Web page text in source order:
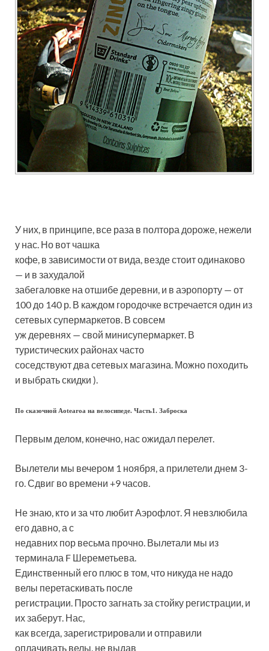
У них, в принципе, все раза в полтора дороже, нежели
у нас. Но вот чашка
кофе, в зависимости от вида, везде стоит одинаково
— и в захудалой
забегаловке на отшибе деревни, и в аэропорту — от
100 до 140 р. В каждом городочке встречается один из
сетевых супермаркетов. В совсем
уж деревнях — свой минисупермаркет. В
туристических районах часто
соседствуют два сетевых магазина. Можно походить
и выбрать скидки ).
По сказочной Aotearoa на велосипеде. Часть1. Заброска
Первым делом, конечно, нас ожидал перелет.
Вылетели мы вечером 1 ноября, а прилетели днем 3-
го. Сдвиг во времени +9 часов.
Не знаю, кто и за что любит Аэрофлот. Я невзлюбила
его давно, а с
недавних пор весьма прочно. Вылетали мы из
терминала F Шереметьева.
Единственный его плюс в том, что никуда не надо
велы перетаскивать после
регистрации. Просто загнать за стойку регистрации, и
их заберут. Нас,
как всегда, зарегистрировали и отправили
оплачивать велы, не выдав